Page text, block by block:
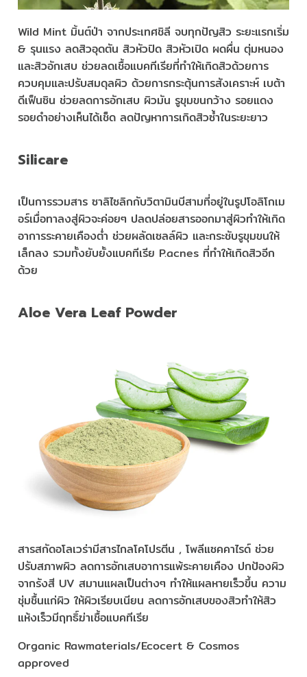
Wild Mint มิ้นต์ป่า จากประเทศชิลี จบทุกปัญสิว ระยะแรกเริ่ม
& รุนแรง ลดสิวอุดตัน สิวหัวปิด สิวหัวเปิด ผดผื่น ตุ่มหนอง
และสิวอักเสบ ช่วยลดเชื้อแบคทีเรียที่ทำให้เกิดสิวด้วยการ
ควบคุมและปรับสมดุลผิว ด้วยการกระตุ้นการสังเคราะห์ เบต้า
ดีเฟ็นซิน ช่วยลดการอักเสบ ผิวมัน รูขุมขนกว้าง รอยแดง
รอยดำอย่างเห็นได้เช็ด ลดปัญหาการเกิดสิวซ้ำในระยะยาว
Silicare
เป็นการรวมสาร ซาลิไซลิกกับวิตามินบีสามที่อยู่ในรูปโอลิโกเม
อร์เมื่อทาลงสู่ผิวจะค่อยๆ ปลดปล่อยสารออกมาสู่ผิวทำให้เกิด
อาการระคายเคืองต่ำ ช่วยผลัดเซลล์ผิว และกระชับรูขุมขนให้
เล็กลง รวมทั้งยับยั้งแบคทีเรีย P.acnes ที่ทำให้เกิดสิวอีก
ด้วย
Aloe Vera Leaf Powder
สารสกัดอโลเวร่ามีสารไกลโคโปรตีน , โพลีแซคคาไรด์ ช่วย
ปรับสภาพผิว ลดการอักเสบอาการแพ้ระคายเคือง ปกป้องผิว
จากรังสี UV สมานแผลเป็นต่างๆ ทำให้แผลหายเร็วขึ้น ความ
ชุ่มชื้นแก่ผิว ให้ผิวเรียบเนียน ลดการอักเสบของสิวทำให้สิว
แห้งเร็วมีฤทธิ์ฆ่าเชื้อแบคทีเรีย
Organic Rawmaterials/Ecocert & Cosmos
approved